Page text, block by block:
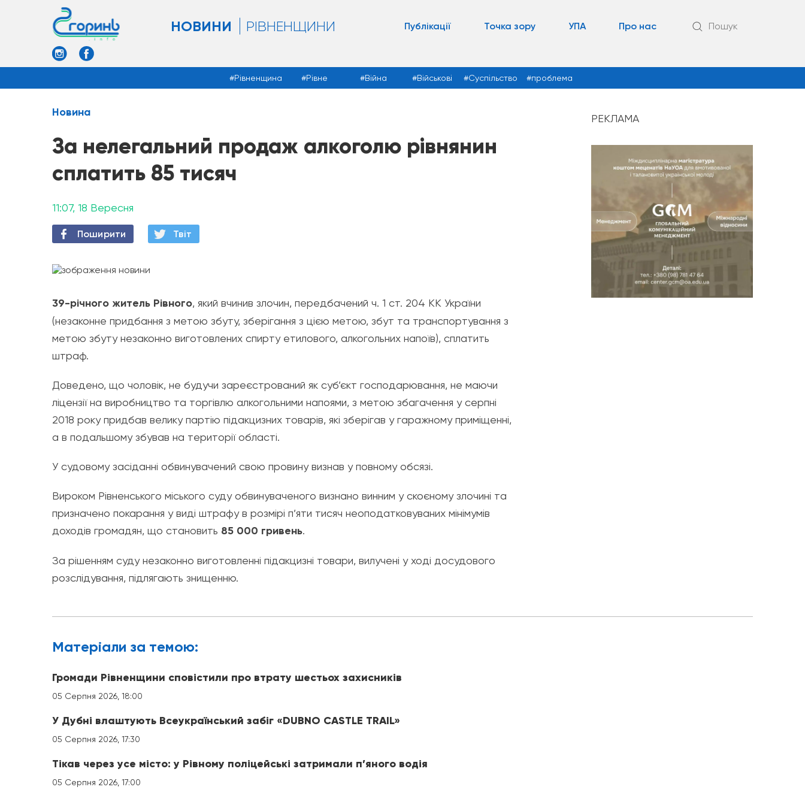
НОВИНИ РІВНЕНЩИНИ Публікації Точка зору УПА Про нас Пошук
Рівненщина Рівне Війна Військові Суспільство проблема
Новина
За нелегальний продаж алкоголю рівнянин
сплатить 85 тисяч
11:07, 18 Вересня
Поширити Твiт
39-річного житель Рівного, який вчинив злочин, передбачений ч. 1 ст. 204 КК України
(незаконне придбання з метою збуту, зберігання з цією метою, збут та транспортування з
метою збуту незаконно виготовлених спирту етилового, алкогольних напоїв), сплатить
штраф.
Доведено, що чоловік, не будучи зареєстрований як суб’єкт господарювання, не маючи
ліцензії на виробництво та торгівлю алкогольними напоями, з метою збагачення у серпні
2018 року придбав велику партію підакцизних товарів, які зберігав у гаражному приміщенні,
а в подальшому збував на території області.
У судовому засіданні обвинувачений свою провину визнав у повному обсязі.
Вироком Рівненського міського суду обвинуваченого визнано винним у скоєному злочині та
призначено покарання у виді штрафу в розмірі п’яти тисяч неоподатковуваних мінімумів
доходів громадян, що становить 85 000 гривень.
За рішенням суду незаконно виготовленні підакцизні товари, вилучені у ході досудового
розслідування, підлягають знищенню.
РЕКЛАМА
Матерiали за темою:
Громади Рівненщини сповістили про втрату шестьох захисників
05 Серпня 2026, 18:00
У Дубні влаштують Всеукраїнський забіг «DUBNO CASTLE TRAIL»
05 Серпня 2026, 17:30
Тікав через усе місто: у Рівному поліцейські затримали п’яного водія
05 Серпня 2026, 17:00